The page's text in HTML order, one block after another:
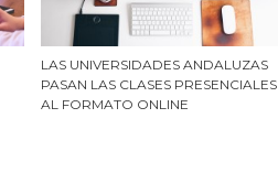
LAS UNIVERSIDADES ANDALUZAS
PASAN LAS CLASES PRESENCIALES
AL FORMATO ONLINE